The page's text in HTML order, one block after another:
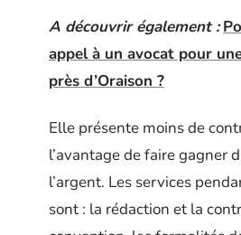
A découvrir également :
appel à un avocat pour
près d’Oraison ?
Elle présente moins de
l’avantage de faire gagner
l’argent. Les services
sont : la rédaction et la